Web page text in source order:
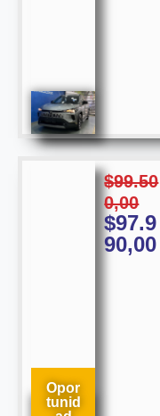
Opor
tunid
$99.50
0,00
$97.9
90,00